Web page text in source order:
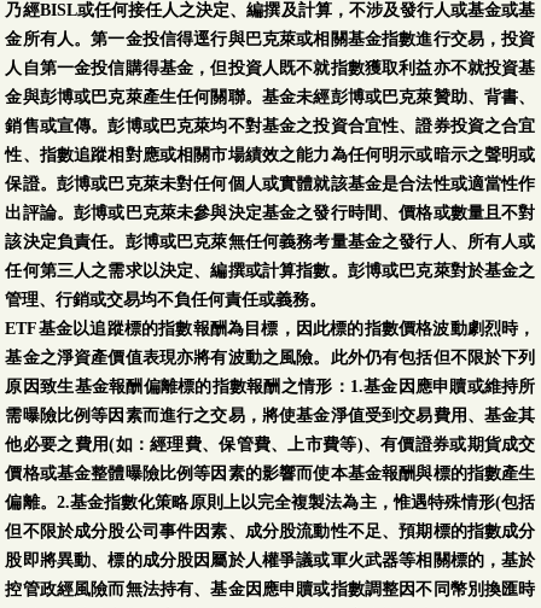
乃經BISL或任何接任人之決定、編撰及計算，不涉及發行人或基金或基
金所有人。第一金投信得逕行與巴克萊或相關基金指數進行交易，投資
人自第一金投信購得基金，但投資人既不就指數獲取利益亦不就投資基
金與彭博或巴克萊產生任何關聯。基金未經彭博或巴克萊贊助、背書、
銷售或宣傳。彭博或巴克萊均不對基金之投資合宜性、證券投資之合宜
性、指數追蹤相對應或相關市場績效之能力為任何明示或暗示之聲明或
保證。彭博或巴克萊未對任何個人或實體就該基金是合法性或適當性作
出評論。彭博或巴克萊未參與決定基金之發行時間、價格或數量且不對
該決定負責任。彭博或巴克萊無任何義務考量基金之發行人、所有人或
任何第三人之需求以決定、編撰或計算指數。彭博或巴克萊對於基金之
管理、行銷或交易均不負任何責任或義務。
ETF基金以追蹤標的指數報酬為目標，因此標的指數價格波動劇烈時，
基金之淨資產價值表現亦將有波動之風險。此外仍有包括但不限於下列
原因致生基金報酬偏離標的指數報酬之情形：1.基金因應申贖或維持所
需曝險比例等因素而進行之交易，將使基金淨值受到交易費用、基金其
他必要之費用(如：經理費、保管費、上市費等)、有價證券或期貨成交
價格或基金整體曝險比例等因素的影響而使本基金報酬與標的指數產生
偏離。2.基金指數化策略原則上以完全複製法為主，惟遇特殊情形(包括
但不限於成分股公司事件因素、成分股流動性不足、預期標的指數成分
股即將異動、標的成分股因屬於人權爭議或軍火武器等相關標的，基於
控管政經風險而無法持有、基金因應申贖或指數調整因不同幣別換匯時